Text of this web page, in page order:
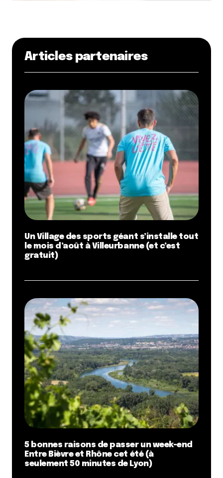
Articles partenaires
Un Village des sports géant s’installe tout
le mois d’août à Villeurbanne (et c’est
gratuit)
5 bonnes raisons de passer un week-end
Entre Bièvre et Rhône cet été (à
seulement 50 minutes de Lyon)